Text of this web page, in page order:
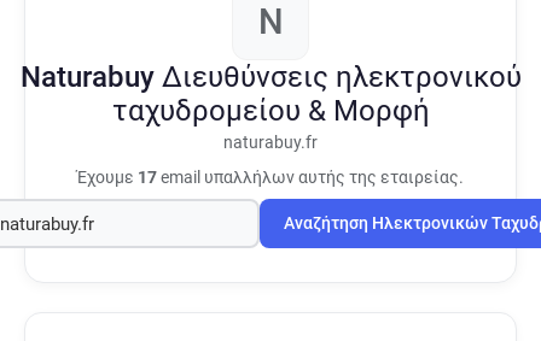
N
Naturabuy Διευθύνσεις ηλεκτρονικού
ταχυδρομείου & Μορφή
naturabuy.fr
Έχουμε 17email υπαλλήλων αυτής της εταιρείας.
Αναζήτηση Ηλεκτρονικών